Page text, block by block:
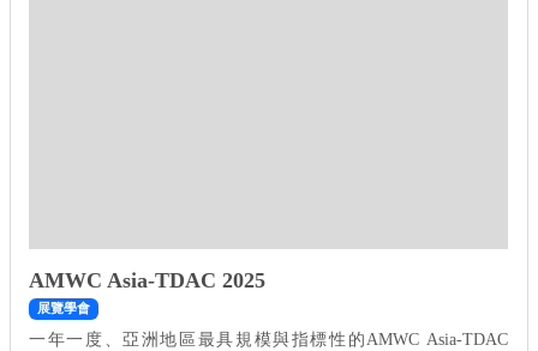
AMWC Asia-TDAC 2025
展覽學會
一年一度、亞洲地區最具規模與指標性的AMWC Asia-TDAC